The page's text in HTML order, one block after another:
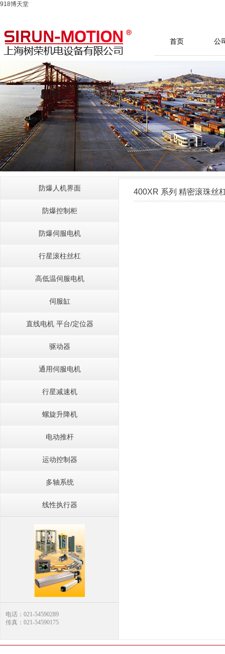
918博天堂
首页 公
400XR 系列 精密滚珠丝
防爆人机界面
防爆控制柜
防爆伺服电机
行星滚柱丝杠
高低温伺服电机
伺服缸
直线电机 平台/定位器
驱动器
通用伺服电机
行星减速机
螺旋升降机
电动推杆
运动控制器
多轴系统
线性执行器
电话：021-54590289
传真：021-54590175